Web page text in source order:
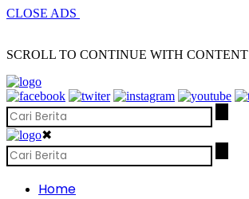
CLOSE ADS
SCROLL TO CONTINUE WITH CONTENT
✖
Home